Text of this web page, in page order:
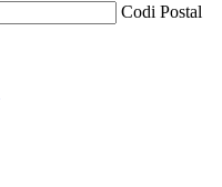
Codi Postal